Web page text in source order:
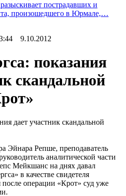
пострадавших и
произошедшего в Юрмале,…
9.10.2012
показания
скандальной
Эйнара Репше, преподаватель
аналитической части
Мейкшанс на днях давал
в качестве свидетеля
операции «Крот» суд уже